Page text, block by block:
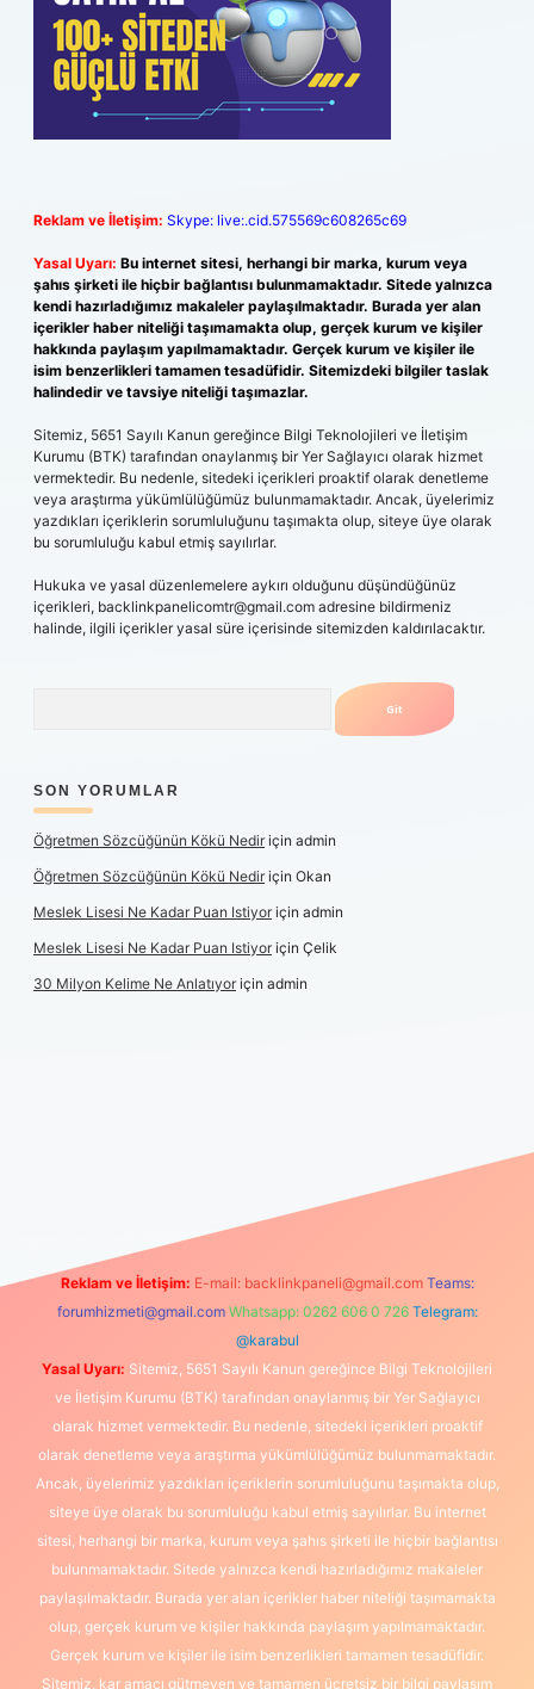
Reklam ve İletişim: Skype: live:.cid.575569c608265c69
Yasal Uyarı: Bu internet sitesi, herhangi bir marka, kurum veya
şahıs şirketi ile hiçbir bağlantısı bulunmamaktadır. Sitede yalnızca
kendi hazırladığımız makaleler paylaşılmaktadır. Burada yer alan
içerikler haber niteliği taşımamakta olup, gerçek kurum ve kişiler
hakkında paylaşım yapılmamaktadır. Gerçek kurum ve kişiler ile
isim benzerlikleri tamamen tesadüfidir. Sitemizdeki bilgiler taslak
halindedir ve tavsiye niteliği taşımazlar.
Sitemiz, 5651 Sayılı Kanun gereğince Bilgi Teknolojileri ve İletişim
Kurumu (BTK) tarafından onaylanmış bir Yer Sağlayıcı olarak hizmet
vermektedir. Bu nedenle, sitedeki içerikleri proaktif olarak denetleme
veya araştırma yükümlülüğümüz bulunmamaktadır. Ancak, üyelerimiz
yazdıkları içeriklerin sorumluluğunu taşımakta olup, siteye üye olarak
bu sorumluluğu kabul etmiş sayılırlar.
Hukuka ve yasal düzenlemelere aykırı olduğunu düşündüğünüz
içerikleri, backlinkpanelicomtr@gmail.com adresine bildirmeniz
halinde, ilgili içerikler yasal süre içerisinde sitemizden kaldırılacaktır.
SON YORUMLAR
Öğretmen Sözcüğünün Kökü Nediriçin admin
Öğretmen Sözcüğünün Kökü Nediriçin Okan
Meslek Lisesi Ne Kadar Puan Istiyoriçin admin
Meslek Lisesi Ne Kadar Puan Istiyoriçin Çelik
30 Milyon Kelime Ne Anlatıyoriçin admin
elexbetgiris.org
Reklam ve İletişim: E-mail: backlinkpaneli@gmail.com Teams:
forumhizmeti@gmail.com Whatsapp: 0262 606 0 726 Telegram:
@karabul
Yasal Uyarı: Sitemiz, 5651 Sayılı Kanun gereğince Bilgi Teknolojileri
ve İletişim Kurumu (BTK) tarafından onaylanmış bir Yer Sağlayıcı
olarak hizmet vermektedir. Bu nedenle, sitedeki içerikleri proaktif
olarak denetleme veya araştırma yükümlülüğümüz bulunmamaktadır.
Ancak, üyelerimiz yazdıkları içeriklerin sorumluluğunu taşımakta olup,
siteye üye olarak bu sorumluluğu kabul etmiş sayılırlar. Bu internet
sitesi, herhangi bir marka, kurum veya şahıs şirketi ile hiçbir bağlantısı
bulunmamaktadır. Sitede yalnızca kendi hazırladığımız makaleler
paylaşılmaktadır. Burada yer alan içerikler haber niteliği taşımamakta
olup, gerçek kurum ve kişiler hakkında paylaşım yapılmamaktadır.
Gerçek kurum ve kişiler ile isim benzerlikleri tamamen tesadüfidir.
Sitemiz, kar amacı gütmeyen ve tamamen ücretsiz bir bilgi paylaşım